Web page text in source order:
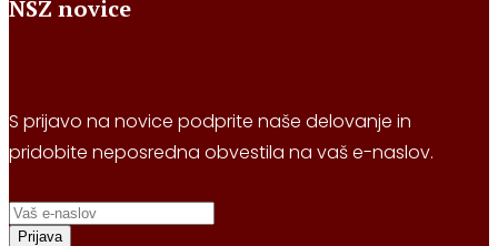
NSZ novice
S prijavo na novice podprite naše delovanje in
pridobite neposredna obvestila na vaš e-naslov.
Prijava